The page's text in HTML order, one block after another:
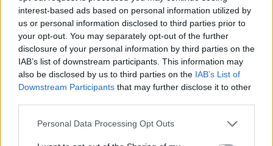
interest-based ads based on personal information utilized by
us or personal information disclosed to third parties prior to
your opt-out. You may separately opt-out of the further
disclosure of your personal information by third parties on the
IAB’s list of downstream participants. This information may
also be disclosed by us to third parties on the IAB’s List of
Downstream Participants that may further disclose it to other
Personal Data Processing Opt Outs
Ehhez a szinthez hetente ötször napi egy órát úszik, heti 70-80
kilométert fut, és heti 200-250 kilométert kerékpározik.
Iskolai kampányt indított a Tej Terméktanács